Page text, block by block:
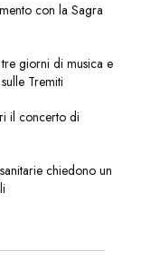
con la Sagra
giorni di musica e
Tremiti
il concerto di
chiedono un